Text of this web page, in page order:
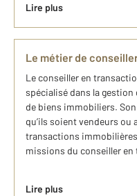
Lire plus
Le métier de
Le conseiller en
spécialisé dans la gestion
de biens immobiliers.
qu’ils soient vendeurs ou
transactions
missions du conseiller
Lire plus